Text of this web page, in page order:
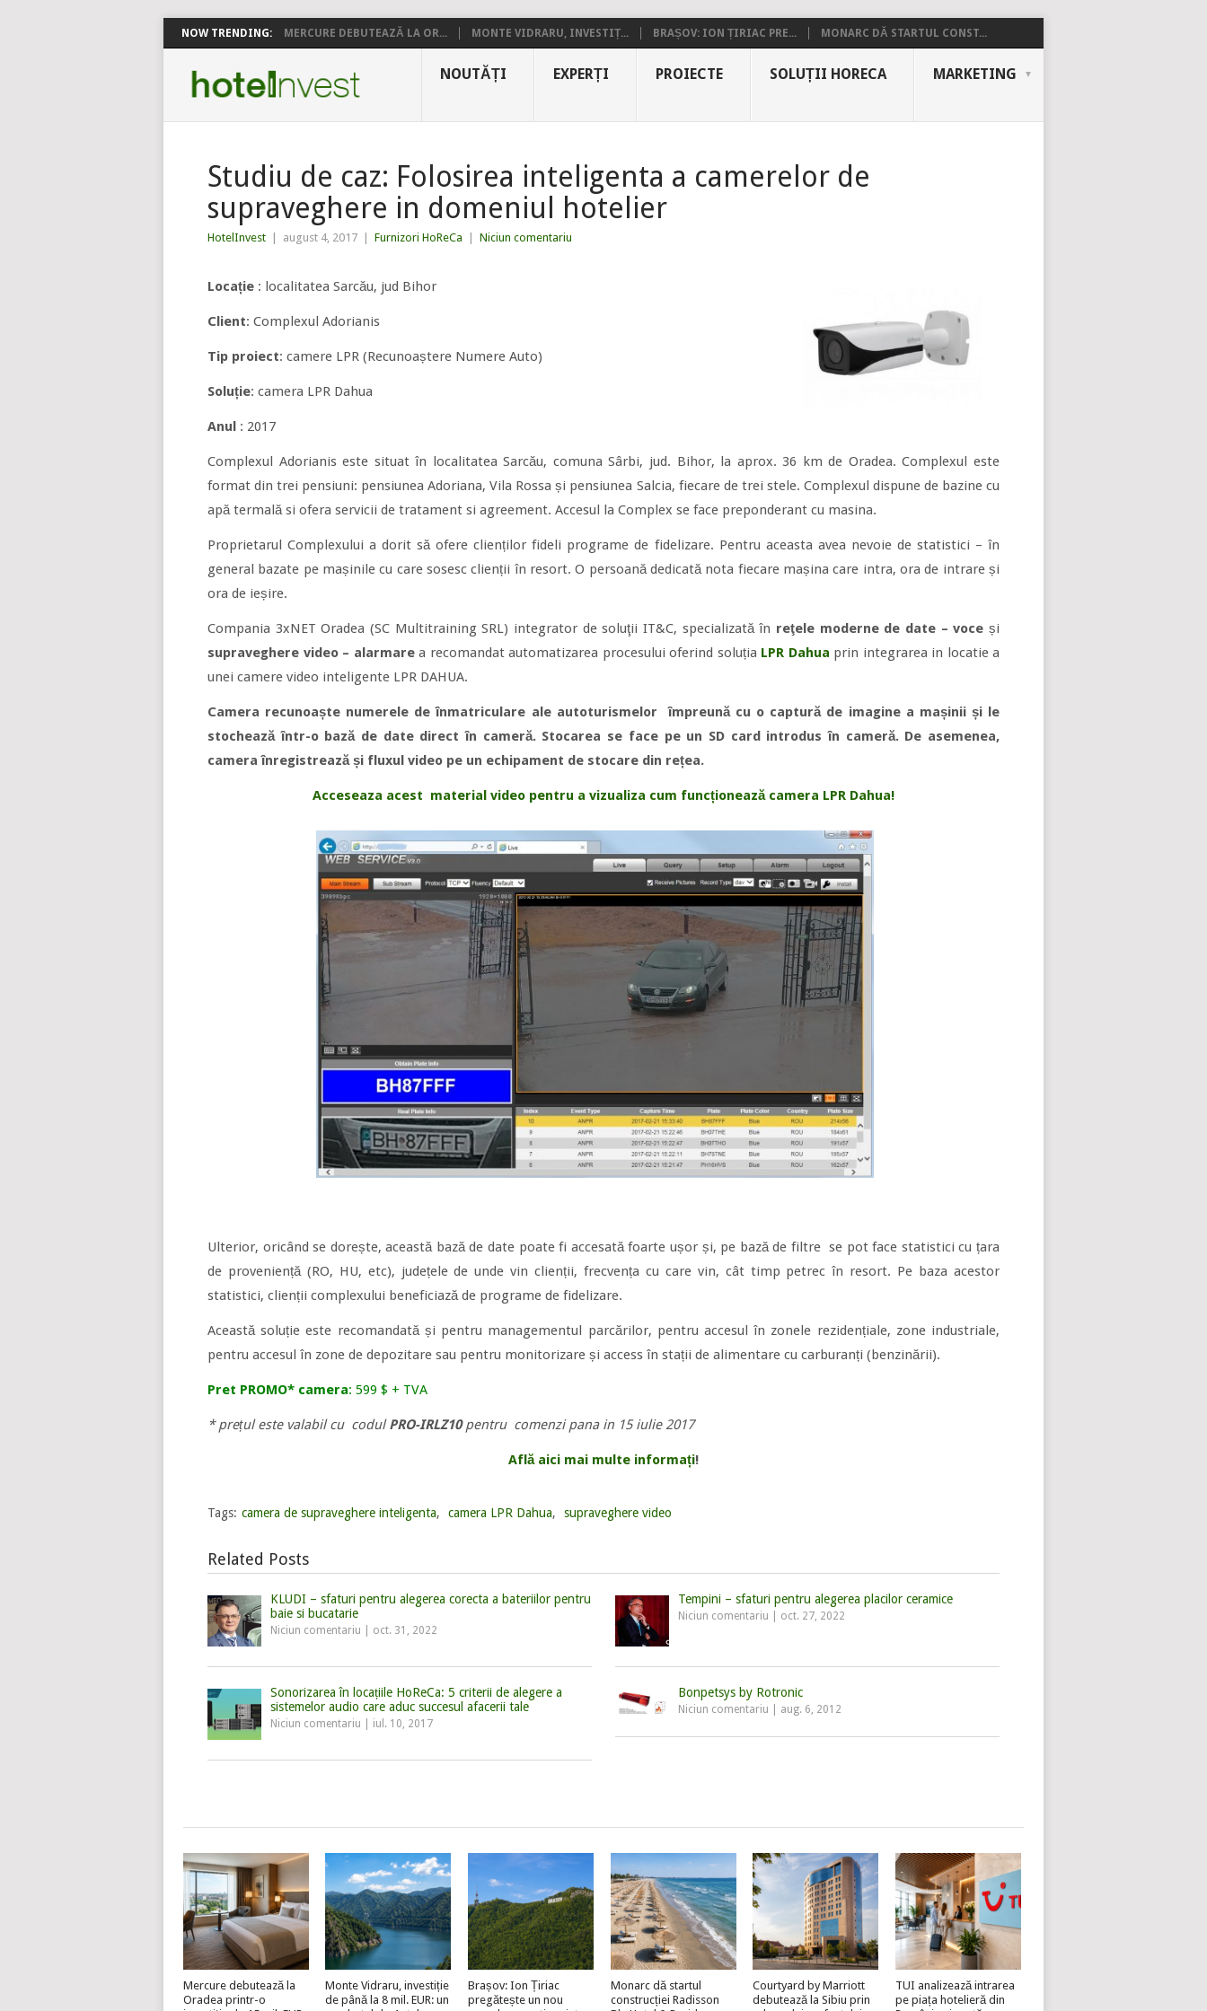
NOW TRENDING: MERCURE DEBUTEAZĂ LA OR... MONTE VIDRARU, INVESTIȚ... BRAȘOV: ION ȚIRIAC PRE... MONARC DĂ STARTUL CONST...
NOUTĂȚI EXPERȚI PROIECTE SOLUȚII HORECA MARKETING
Studiu de caz: Folosirea inteligenta a camerelor de
supraveghere in domeniul hotelier
HotelInvest august 4, 2017 Furnizori HoReCa Niciun comentariu
Locație : localitatea Sarcău, jud Bihor
Client: Complexul Adorianis
Tip proiect: camere LPR (Recunoaștere Numere Auto)
Soluție: camera LPR Dahua
Anul : 2017
Complexul Adorianis este situat în localitatea Sarcău, comuna Sârbi, jud. Bihor, la aprox. 36 km de Oradea. Complexul este
format din trei pensiuni: pensiunea Adoriana, Vila Rossa și pensiunea Salcia, fiecare de trei stele. Complexul dispune de bazine cu
apă termală si ofera servicii de tratament si agreement. Accesul la Complex se face preponderant cu masina.
Proprietarul Complexului a dorit să ofere clienților fideli programe de fidelizare. Pentru aceasta avea nevoie de statistici – în
general bazate pe mașinile cu care sosesc clienții în resort. O persoană dedicată nota fiecare mașina care intra, ora de intrare și
ora de ieșire.
Compania 3xNET Oradea (SC Multitraining SRL) integrator de soluţii IT&C, specializată în reţele moderne de date – voce și
supraveghere video – alarmarea recomandat automatizarea procesului oferind soluția LPR Dahua prin integrarea in locatie a
unei camere video inteligente LPR DAHUA.
Camera recunoaște numerele de înmatriculare ale autoturismelor împreună cu o captură de imagine a mașinii și le
stochează într-o bază de date direct în cameră. Stocarea se face pe un SD card introdus în cameră. De asemenea,
camera înregistrează și fluxul video pe un echipament de stocare din rețea.
Acceseaza acest material video pentru a vizualiza cum funcționează camera LPR Dahua!
Ulterior, oricând se dorește, această bază de date poate fi accesată foarte ușor și, pe bază de filtre se pot face statistici cu țara
de proveniență (RO, HU, etc), județele de unde vin clienții, frecvența cu care vin, cât timp petrec în resort. Pe baza acestor
statistici, clienții complexului beneficiază de programe de fidelizare.
Această soluție este recomandată și pentru managementul parcărilor, pentru accesul în zonele rezidențiale, zone industriale,
pentru accesul în zone de depozitare sau pentru monitorizare și access în stații de alimentare cu carburanți (benzinării).
Pret PROMO* camera: 599 $ + TVA
* prețul este valabil cu codulPRO-IRLZ10pentru comenzi pana in 15 iulie 2017
Află aici mai multe informați!
Tags: camera de supraveghere inteligenta, camera LPR Dahua, supraveghere video
Related Posts
KLUDI – sfaturi pentru alegerea corecta a bateriilor pentru
baie si bucatarie
Niciun comentariu oct. 31, 2022
Tempini – sfaturi pentru alegerea placilor ceramice
Niciun comentariu oct. 27, 2022
Sonorizarea în locațiile HoReCa: 5 criterii de alegere a
sistemelor audio care aduc succesul afacerii tale
Niciun comentariu iul. 10, 2017
Bonpetsys by Rotronic
Niciun comentariu aug. 6, 2012
Mercure debutează la
Oradea printr-o
Monte Vidraru, investiție
de până la 8 mil. EUR: un
Brașov: Ion Țiriac
pregătește un nou
Monarc dă startul
construcției Radisson
Courtyard by Marriott
debutează la Sibiu prin
TUI analizează intrarea
pe piața hotelieră din